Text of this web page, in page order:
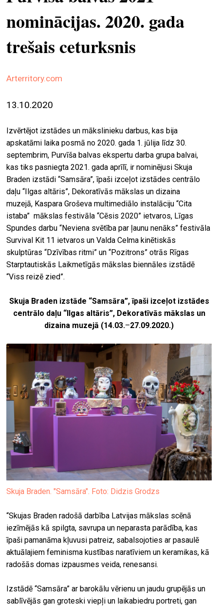
meklēt
nominācijas. 2020. gada
trešais ceturksnis
Arterritory.com
13.10.2020
Izvērtējot izstādes un mākslinieku darbus, kas bija
apskatāmi laika posmā no 2020. gada 1. jūlija līdz 30.
septembrim, Purvīša balvas ekspertu darba grupa balvai,
kas tiks pasniegta 2021. gada aprīlī, ir nominējusi Skuja
Braden izstādi “Samsāra”, īpaši izceļot izstādes centrālo
daļu “Ilgas altāris”, Dekoratīvās mākslas un dizaina
muzejā, Kaspara Groševa multimediālo instalāciju “Cita
istaba” mākslas festivāla “Cēsis 2020” ietvaros, Līgas
Spundes darbu “Neviena svētība par ļaunu nenāks” festivāla
Survival Kit 11 ietvaros un Valda Celma kinētiskās
skulptūras “Dzīvības ritmi” un “Pozitrons” otrās Rīgas
Starptautiskās Laikmetīgās mākslas biennāles izstādē
“Viss reizē zied”.
Skuja Braden izstāde “Samsāra”, īpaši izceļot izstādes
centrālo daļu “Ilgas altāris”, Dekoratīvās mākslas un
dizaina muzejā (14.03.–27.09.2020.)
Skuja Braden. "Samsāra". Foto: Didzis Grodzs
“Skujas Braden radošā darbība Latvijas mākslas scēnā
iezīmējās kā spilgta, savrupa un neparasta parādība, kas
īpaši pamanāma kļuvusi patreiz, sabalsojoties ar pasaulē
aktuālajiem feminisma kustības naratīviem un keramikas, kā
radošās domas izpausmes veida, renesansi.
Izstādē “Samsāra” ar barokālu vērienu un jaudu grupējās un
sablīvējās gan groteski viepļi un laikabiedru portreti, gan